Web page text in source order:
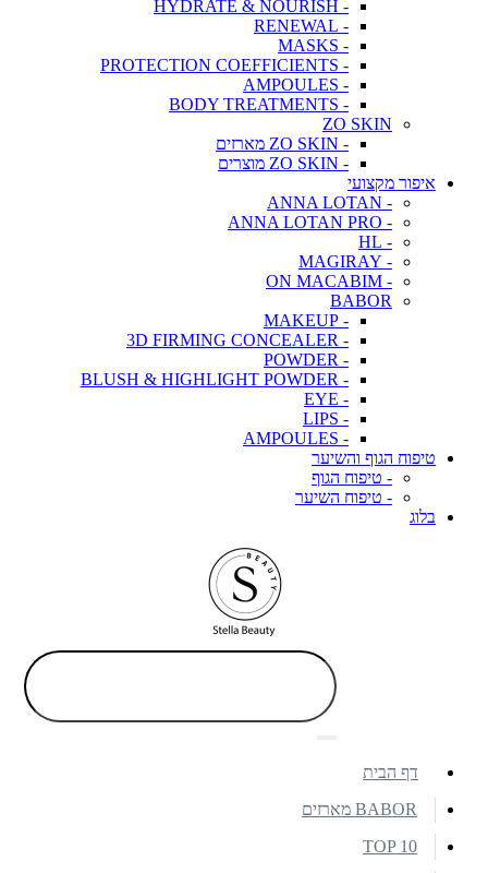
- HYDRATE & NOURISH
- RENEWAL
- MASKS
- PROTECTION COEFFICIENTS
- AMPOULES
- BODY TREATMENTS
ZO SKIN
- ZO SKIN מארזים
- ZO SKIN מוצרים
איפור מקצועי
- ANNA LOTAN
- ANNA LOTAN PRO
- HL
- MAGIRAY
- ON MACABIM
BABOR
- MAKEUP
- 3D FIRMING CONCEALER
- POWDER
- BLUSH & HIGHLIGHT POWDER
- EYE
- LIPS
- AMPOULES
טיפוח הגוף והשיער
- טיפוח הגוף
- טיפוח השיער
בלוג
דף הבית
BABOR מארזים
TOP 10